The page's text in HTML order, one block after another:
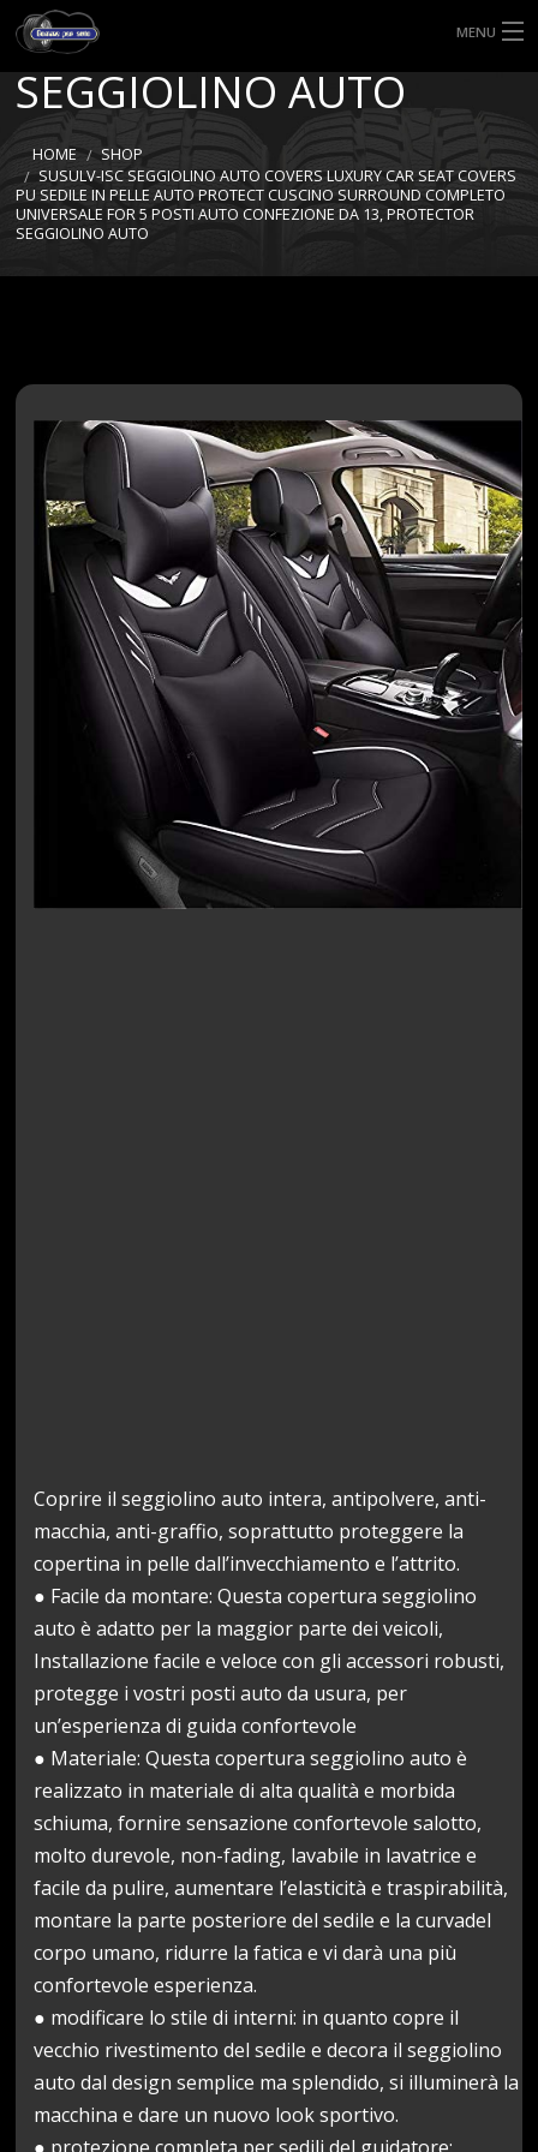
MENU
HOME
TIPI DI GOMME
MISURE GOMME
PROTECTOR
SEGGIOLINO AUTO
HOME
SHOP
SUSULV-ISC SEGGIOLINO AUTO COVERS LUXURY CAR SEAT COVERS
PU SEDILE IN PELLE AUTO PROTECT CUSCINO SURROUND COMPLETO
UNIVERSALE FOR 5 POSTI AUTO CONFEZIONE DA 13, PROTECTOR
SEGGIOLINO AUTO
Coprire il seggiolino auto intera, antipolvere, anti-
macchia, anti-graffio, soprattutto proteggere la
copertina in pelle dall’invecchiamento e l’attrito.
● Facile da montare: Questa copertura seggiolino
auto è adatto per la maggior parte dei veicoli,
Installazione facile e veloce con gli accessori robusti,
protegge i vostri posti auto da usura, per
un’esperienza di guida confortevole
● Materiale: Questa copertura seggiolino auto è
realizzato in materiale di alta qualità e morbida
schiuma, fornire sensazione confortevole salotto,
molto durevole, non-fading, lavabile in lavatrice e
facile da pulire, aumentare l’elasticità e traspirabilità,
montare la parte posteriore del sedile e la curvadel
corpo umano, ridurre la fatica e vi darà una più
confortevole esperienza.
● modificare lo stile di interni: in quanto copre il
vecchio rivestimento del sedile e decora il seggiolino
auto dal design semplice ma splendido, si illuminerà la
macchina e dare un nuovo look sportivo.